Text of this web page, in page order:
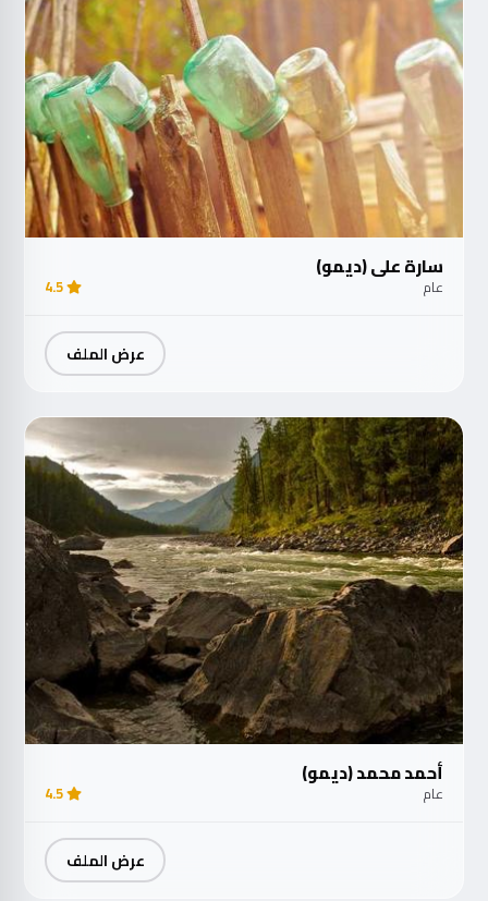
سارة علي (ديمو)
عام 4.5
عرض الملف
أحمد محمد (ديمو)
عام 4.5
عرض الملف